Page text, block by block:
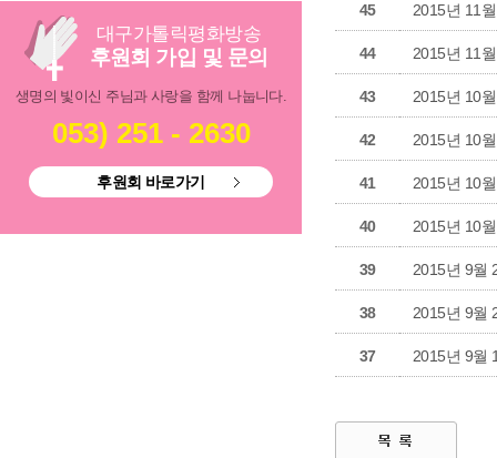
대구가톨릭평화방송
후원회 가입 및 문의
생명의 빛이신 주님과 사랑을 함께 나눕니다.
053) 251 - 2630
후원회 바로가기
45 2015년 11
44 2015년 11
43 2015년 10
42 2015년 10
41 2015년 10
40 2015년 10
39 2015년 9월
38 2015년 9월
37 2015년 9월